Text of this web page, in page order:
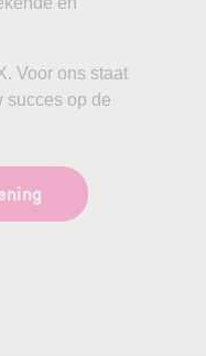
Voor ons staat
succes op de